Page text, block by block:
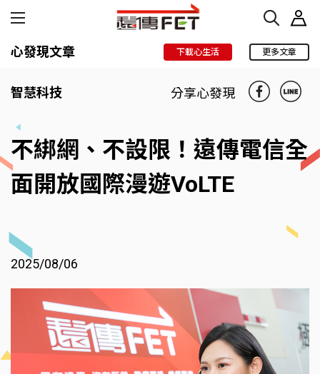
心發現文章 下載心生活 更多文章
智慧科技 分享心發現
不綁網、不設限！遠傳電信全
面開放國際漫遊VoLTE
2025/08/06